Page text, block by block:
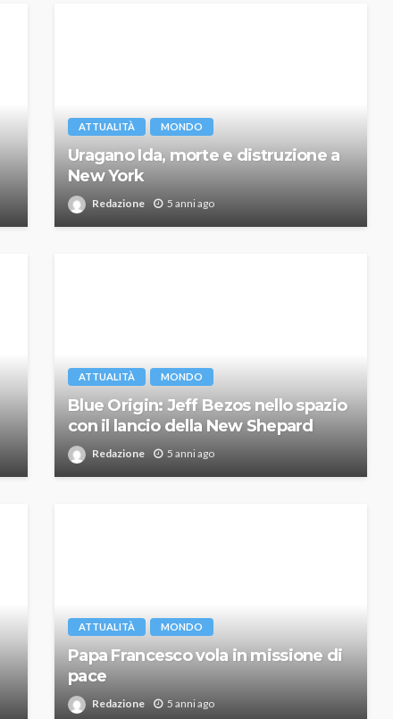
ATTUALITÀ MONDO
Uragano Ida, morte e distruzione a
New York
Redazione 5 anni ago
ATTUALITÀ MONDO
Blue Origin: Jeff Bezos nello spazio
con il lancio della New Shepard
Redazione 5 anni ago
ATTUALITÀ MONDO
Papa Francesco vola in missione di
pace
Redazione 5 anni ago